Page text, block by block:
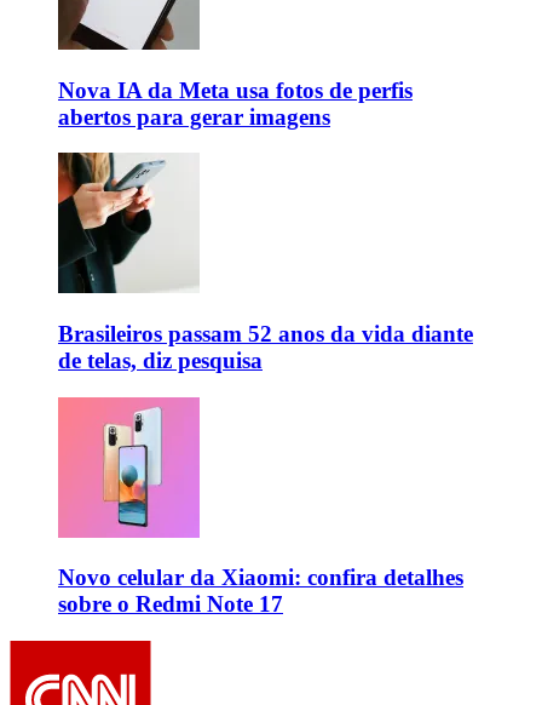
Nova IA da Meta usa fotos de perfis
abertos para gerar imagens
Brasileiros passam 52 anos da vida diante
de telas, diz pesquisa
Novo celular da Xiaomi: confira detalhes
sobre o Redmi Note 17